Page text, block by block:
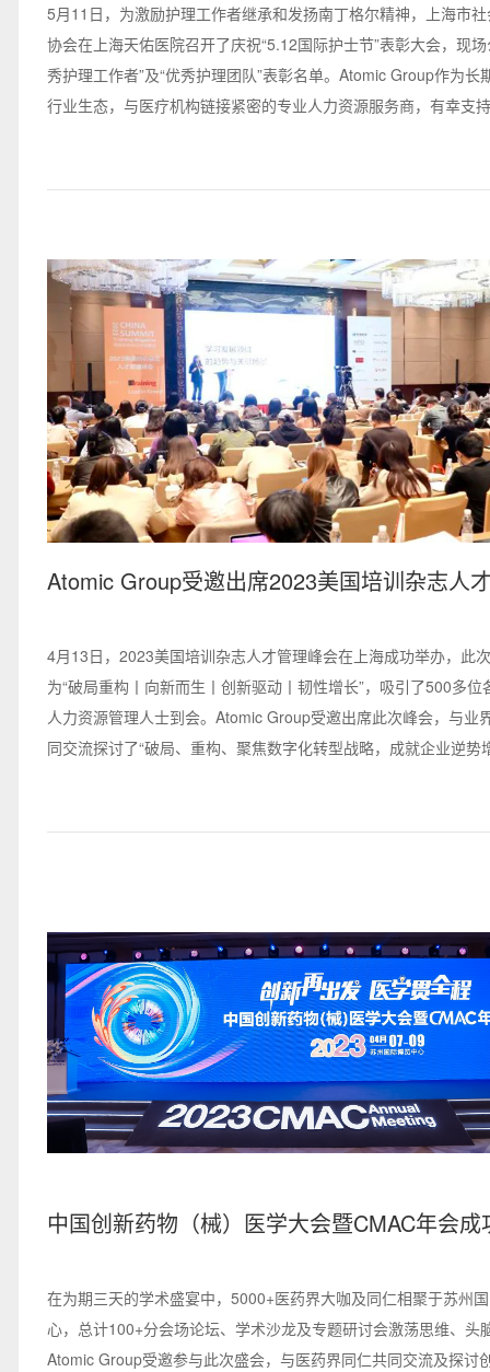
5月11日，为激励护理工作者继承和发扬南丁格尔精神，上海市
协会在上海天佑医院召开了庆祝“5.12国际护士节”表彰大会，现场
秀护理工作者”及“优秀护理团队”表彰名单。Atomic Group作为长
行业生态，与医疗机构链接紧密的专业人力资源服务商，有幸支
Atomic Group受邀出席2023美国培训杂志人
4月13日，2023美国培训杂志人才管理峰会在上海成功举办，此
为“破局重构丨向新而生丨创新驱动丨韧性增长”，吸引了500多位
人力资源管理人士到会。Atomic Group受邀出席此次峰会，与业
同交流探讨了“破局、重构、聚焦数字化转型战略，成就企业逆势
中国创新药物（械）医学大会暨CMAC年会成
势
在为期三天的学术盛宴中，5000+医药界大咖及同仁相聚于苏州
心，总计100+分会场论坛、学术沙龙及专题研讨会激荡思维、头
Atomic Group受邀参与此次盛会，与医药界同仁共同交流及探讨